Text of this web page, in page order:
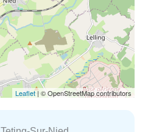
Leaflet| © OpenStreetMap contributors